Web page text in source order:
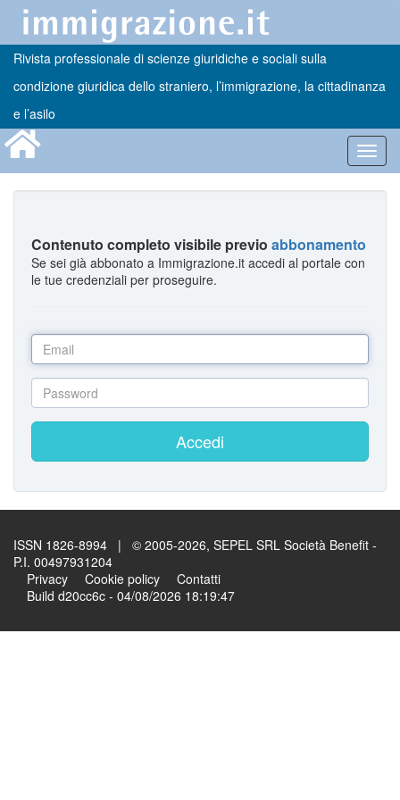
Rivista professionale di scienze giuridiche e sociali sulla
condizione giuridica dello straniero, l’immigrazione, la cittadinanza
e l’asilo
Contenuto completo visibile previo abbonamento
Se sei già abbonato a Immigrazione.it accedi al portale con
le tue credenziali per proseguire.
Accedi
ISSN 1826-8994 | © 2005-2026, SEPEL SRL Società Benefit -
P.I. 00497931204
Privacy
Cookie policy
Contatti
Build d20cc6c - 04/08/2026 18:19:47